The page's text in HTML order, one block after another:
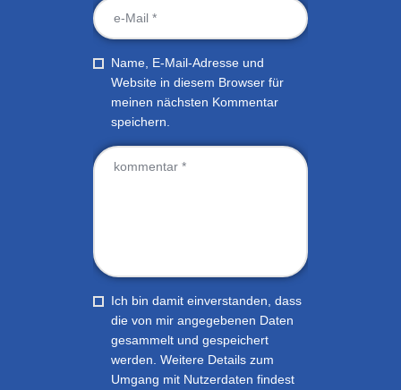
Name, E-Mail-Adresse und
Website in diesem Browser für
meinen nächsten Kommentar
speichern.
Ich bin damit einverstanden, dass
die von mir angegebenen Daten
gesammelt und gespeichert
werden. Weitere Details zum
Umgang mit Nutzerdaten findest